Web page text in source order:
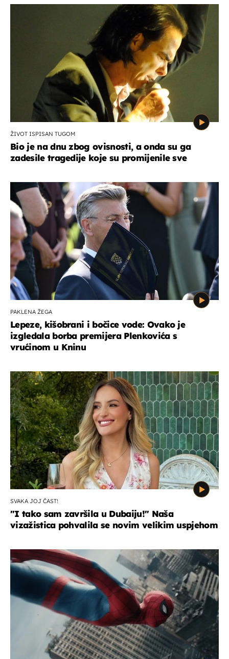
ŽIVOT ISPISAN TUGOM
Bio je na dnu zbog ovisnosti, a onda su ga
zadesile tragedije koje su promijenile sve
PAKLENA ŽEGA
Lepeze, kišobrani i bočice vode: Ovako je
izgledala borba premijera Plenkovića s
vrućinom u Kninu
SVAKA JOJ ČAST!
"I tako sam završila u Dubaiju!" Naša
vizažistica pohvalila se novim velikim uspjehom